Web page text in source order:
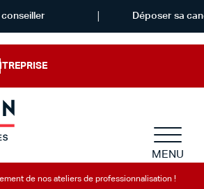
MENU
de nos ateliers de professionnalisation !
conseiller Déposer sa